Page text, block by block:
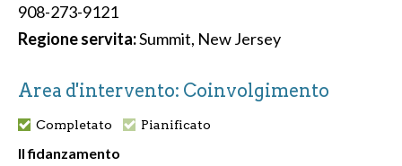
908-273-9121
Regione servita:Summit, New Jersey
Area d'intervento: Coinvolgimento
Completato Pianificato
Il fidanzamento